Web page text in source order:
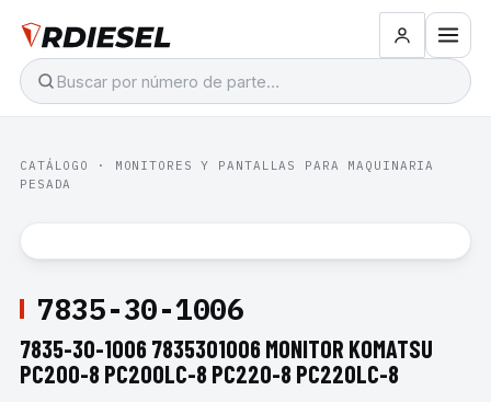
CATÁLOGO · MONITORES Y PANTALLAS PARA MAQUINARIA
PESADA
7835-30-1006
7835-30-1006 7835301006 MONITOR KOMATSU
PC200-8 PC200LC-8 PC220-8 PC220LC-8